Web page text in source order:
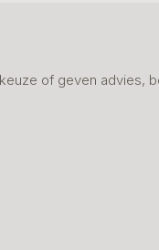
of geven advies,